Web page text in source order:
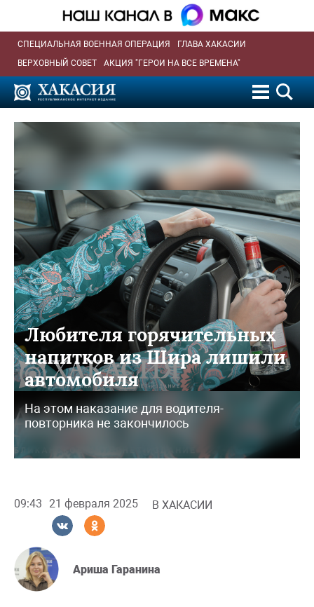
СПЕЦИАЛЬНАЯ ВОЕННАЯ ОПЕРАЦИЯ
ГЛАВА ХАКАСИИ
ВЕРХОВНЫЙ СОВЕТ
АКЦИЯ "ГЕРОИ НА ВСЕ ВРЕМЕНА"
Любителя горячительных
напитков из Шира лишили
автомобиля
На этом наказание для водителя-
повторника не закончилось
09:43 21 февраля 2025 В ХАКАСИИ
Ариша Гаранина